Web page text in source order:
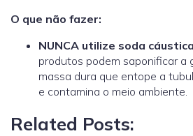
O que não fazer:
NUNCA utilize soda
produtos podem saponificar a
massa dura que entope a
e contamina o meio ambiente.
Related Posts: